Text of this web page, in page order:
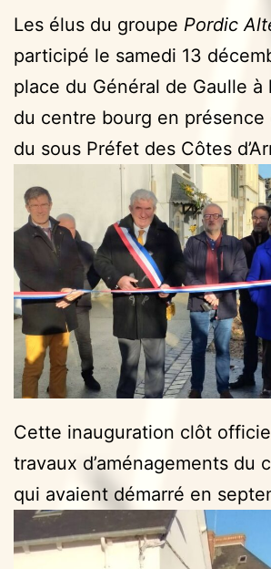
Les élus du groupe Pordic
participé le samedi 13
place du Général de Gaulle à
du centre bourg en présence
du sous Préfet des Côtes
Cette inauguration clôt
travaux d’aménagements du
qui avaient démarré en